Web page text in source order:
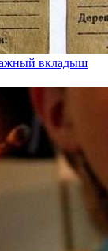
вкладыш